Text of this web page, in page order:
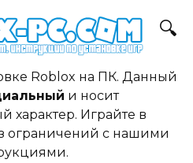
Roblox на ПК. Данный
и носит
Играйте в
ограничений с нашими